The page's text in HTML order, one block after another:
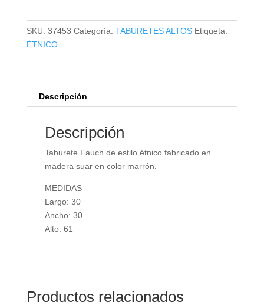
SKU: 37453 Categoría: TABURETES ALTOS Etiqueta:
ÉTNICO
Descripción
Descripción
Taburete Fauch de estilo étnico fabricado en
madera suar en color marrón.
MEDIDAS
Largo: 30
Ancho: 30
Alto: 61
Productos relacionados